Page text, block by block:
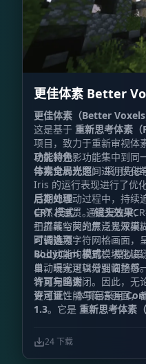
更佳体素 Better
更佳体素（Better Voxels
这是基于 重新思考体素
项目，致力于重新审视体
已久的光影功能集中到同
与视觉表现之间进行优化
功能特色
体素全局光照：采用先进
Iris 的运行表现进行了优
月亮的移动过程中，持续
自然、连贯。镜头效果：
于屏幕空间的焦点景深模
后期处理
CRT 模式：通过复古
扫描线与荧光屏泛光效果
时转换为字符网格画面，
BodyCam 模式：模拟超
自动曝光逻辑增强临场感
可调选项
以上功能均采用模块化设
单，玩家可以分别调整每
将其完全关闭。因此，无
更注重性能与简洁画面，
许可与鸣谢
许可证：本项目采用
1.3。它是 重新思考体素
（Complementary
版权声明与许可证条款均
24 下载